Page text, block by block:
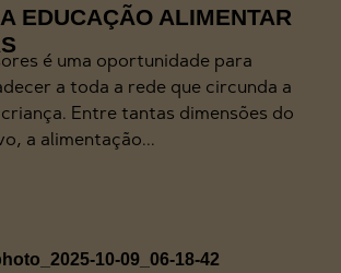
EDUCAÇÃO ALIMENTAR
é uma oportunidade para
a toda a rede que circunda a
Entre tantas dimensões do
a alimentação...